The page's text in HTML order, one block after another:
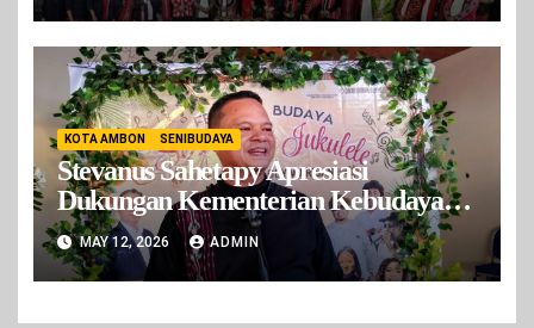
KOTA AMBON SENIBUDAYA
Stevanus Sahetapy Apresiasi
Dukungan Kementerian Kebudayaan
untuk Pelestarian Jukulele Maluku
MAY 12, 2026 ADMIN